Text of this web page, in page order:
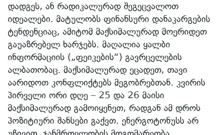
დადგეს, ან რადიკალურად შეგეცვალოთ
იდეალები. მატულობს ფინანსური დანაკარგების
ტენდენციაც, ამიტომ მაქსიმალურად მოერიდეთ
გაუაზრებელ ხარჯებს. მაღალია ყალბი
ინფორმაციის („ფეიკების“) გავრცელების
ალბათობაც. მაქსიმალურად ეცადეთ, თავი
აარიდოთ კონფლიქტებს მეგობრებთან. კვირის
პირველი ორი დღე – 25 და 26 მაისი
მაქსიმალურად გამოიყენეთ, რადგან ამ დროს
პოზიტიური შანსები გაქვთ. ენერგოტონუსს არ